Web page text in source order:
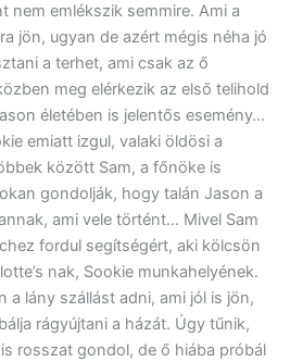
nem emlékszik semmire. Ami a
jön, ugyan de azért mégis néha jó
a terhet, ami csak az ő
meg elérkezik az első telihold
életében is jelentős esemény…
emiatt izgul, valaki öldösi a
között Sam, a főnöke is
gondolják, hogy talán Jason a
ami vele történt… Mivel Sam
fordul segítségért, aki kölcsön
nak, Sookie munkahelyének.
a lány szállást adni, ami jól is jön,
rágyújtani a házát. Úgy tűnik,
rosszat gondol, de ő hiába próbál